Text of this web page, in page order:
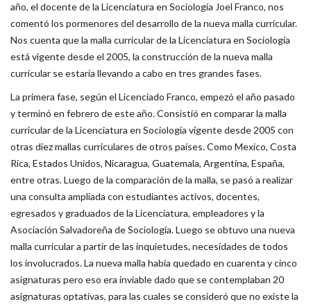
año, el docente de la Licenciatura en Sociología Joel Franco, nos
comentó los pormenores del desarrollo de la nueva malla curricular.
Nos cuenta que la malla curricular de la Licenciatura en Sociología
está vigente desde el 2005, la construcción de la nueva malla
curricular se estaría llevando a cabo en tres grandes fases.
La primera fase, según el Licenciado Franco, empezó el año pasado
y terminó en febrero de este año. Consistió en comparar la malla
curricular de la Licenciatura en Sociología vigente desde 2005 con
otras diez mallas curriculares de otros países. Como Mexico, Costa
Rica, Estados Unidos, Nicaragua, Guatemala, Argentina, España,
entre otras. Luego de la comparación de la malla, se pasó a realizar
una consulta ampliada con estudiantes activos, docentes,
egresados y graduados de la Licenciatura, empleadores y la
Asociación Salvadoreña de Sociología. Luego se obtuvo una nueva
malla curricular a partir de las inquietudes, necesidades de todos
los involucrados. La nueva malla había quedado en cuarenta y cinco
asignaturas pero eso era inviable dado que se contemplaban 20
asignaturas optativas, para las cuales se consideró que no existe la